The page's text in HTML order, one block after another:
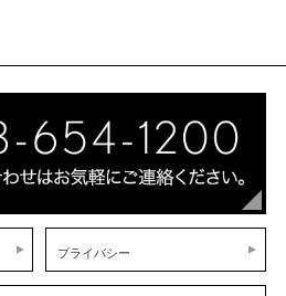
プライバシー